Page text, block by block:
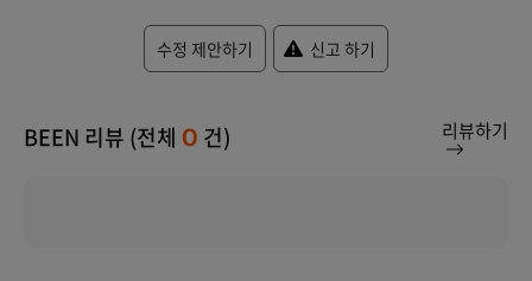
수정 제안하기 신고 하기
BEEN 리뷰 (전체 0 건) 리뷰하기